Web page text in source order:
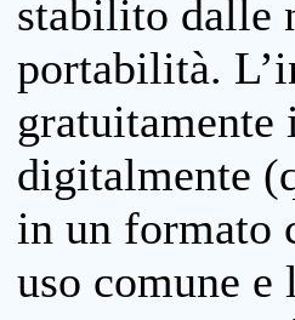
stabilito dalle
portabilità.
digitalmente
in un formato
uso comune